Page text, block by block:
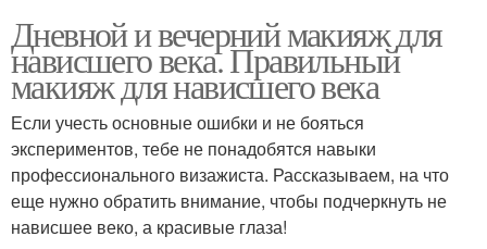
Дневной и вечерний макияж для
нависшего века. Правильный
макияж для нависшего века
Если учесть основные ошибки и не бояться
экспериментов, тебе не понадобятся навыки
профессионального визажиста. Рассказываем, на что
еще нужно обратить внимание, чтобы подчеркнуть не
нависшее веко, а красивые глаза!